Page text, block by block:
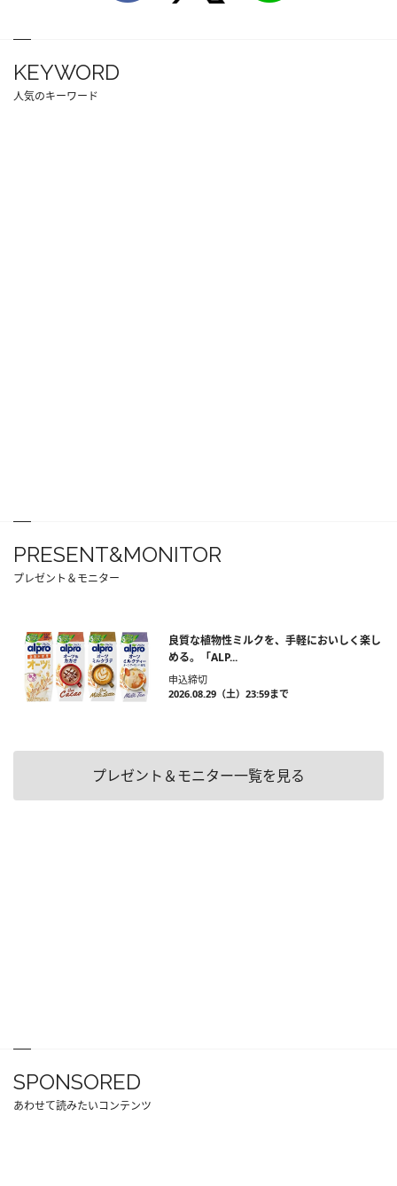
KEYWORD
人気のキーワード
PRESENT&MONITOR
プレゼント＆モニター
良質な植物性ミルクを、手軽においしく楽し
める。「ALP...
申込締切
2026.08.29（土）23:59まで
プレゼント＆モニター一覧を見る
SPONSORED
あわせて読みたいコンテンツ